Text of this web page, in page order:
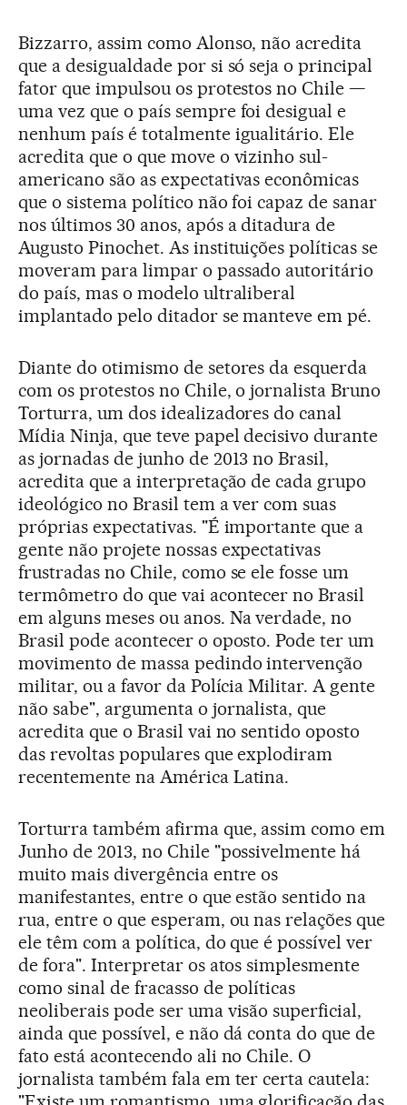
Bizzarro, assim como Alonso, não acredita
que a desigualdade por si só seja o principal
fator que impulsou os protestos no Chile —
uma vez que o país sempre foi desigual e
nenhum país é totalmente igualitário. Ele
acredita que o que move o vizinho sul-
americano são as expectativas econômicas
que o sistema político não foi capaz de sanar
nos últimos 30 anos, após a ditadura de
Augusto Pinochet. As instituições políticas se
moveram para limpar o passado autoritário
do país, mas o modelo ultraliberal
implantado pelo ditador se manteve em pé.
Diante do otimismo de setores da esquerda
com os protestos no Chile, o jornalista Bruno
Torturra, um dos idealizadores do canal
Mídia Ninja, que teve papel decisivo durante
as jornadas de junho de 2013 no Brasil,
acredita que a interpretação de cada grupo
ideológico no Brasil tem a ver com suas
próprias expectativas. "É importante que a
gente não projete nossas expectativas
frustradas no Chile, como se ele fosse um
termômetro do que vai acontecer no Brasil
em alguns meses ou anos. Na verdade, no
Brasil pode acontecer o oposto. Pode ter um
movimento de massa pedindo intervenção
militar, ou a favor da Polícia Militar. A gente
não sabe", argumenta o jornalista, que
acredita que o Brasil vai no sentido oposto
das revoltas populares que explodiram
recentemente na América Latina.
Torturra também afirma que, assim como em
Junho de 2013, no Chile "possivelmente há
muito mais divergência entre os
manifestantes, entre o que estão sentido na
rua, entre o que esperam, ou nas relações que
ele têm com a política, do que é possível ver
de fora". Interpretar os atos simplesmente
como sinal de fracasso de políticas
neoliberais pode ser uma visão superficial,
ainda que possível, e não dá conta do que de
fato está acontecendo ali no Chile. O
jornalista também fala em ter certa cautela: